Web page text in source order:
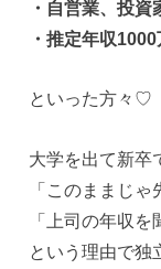
・自営業、投資
・推定年収
といった方々♡
大学を出て新卒
「このままじ
「上司の年収
という理由で独